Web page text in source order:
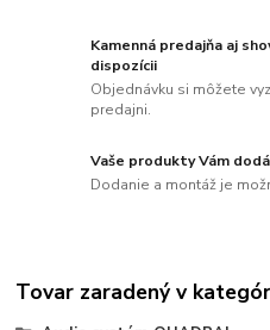
Kamenná predajňa aj
dispozícii
Objednávku si môžete
predajni.
Vaše produkty Vám
Dodanie a montáž je
Tovar zaradený v